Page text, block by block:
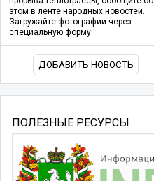
этом в ленте народных новостей.
Загружайте фотографии через
специальную форму.
ДОБАВИТЬ НОВОСТЬ
ПОЛЕЗНЫЕ РЕСУРСЫ